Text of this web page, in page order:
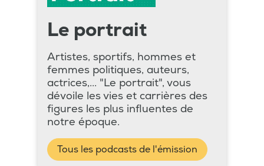
Le portrait
Artistes, sportifs, hommes et
femmes politiques, auteurs,
actrices,... "Le portrait", vous
dévoile les vies et carrières des
figures les plus influentes de
notre époque.
Tous les podcasts de l'émission